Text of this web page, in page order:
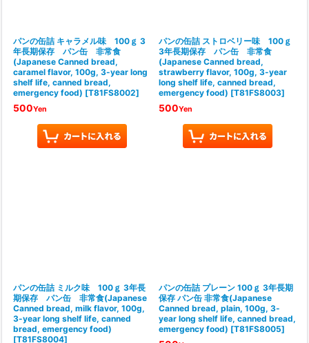
パンの缶詰 キャラメル味 100ｇ 3
年長期保存 パン缶 非常食
(Japanese Canned bread,
caramel flavor, 100g, 3-year long
shelf life, canned bread,
emergency food) [T81FS8002]
500Yen
パンの缶詰 ストロベリー味 100ｇ
3年長期保存 パン缶 非常食
(Japanese Canned bread,
strawberry flavor, 100g, 3-year
long shelf life, canned bread,
emergency food) [T81FS8003]
500Yen
パンの缶詰 ミルク味 100ｇ 3年長
期保存 パン缶 非常食(Japanese
Canned bread, milk flavor, 100g,
3-year long shelf life, canned
bread, emergency food)
[T81FS8004]
パンの缶詰 プレーン 100ｇ 3年長期
保存 パン缶 非常食(Japanese
Canned bread, plain, 100g, 3-
year long shelf life, canned bread,
emergency food) [T81FS8005]